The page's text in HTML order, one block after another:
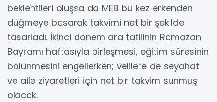
beklentileri oluşsa da MEB bu kez erkenden
düğmeye basarak takvimi net bir şekilde
tasarladı. İkinci dönem ara tatilinin Ramazan
Bayramı haftasıyla birleşmesi, eğitim süresinin
bölünmesini engellerken; velilere de seyahat
ve aile ziyaretleri için net bir takvim sunmuş
olacak.